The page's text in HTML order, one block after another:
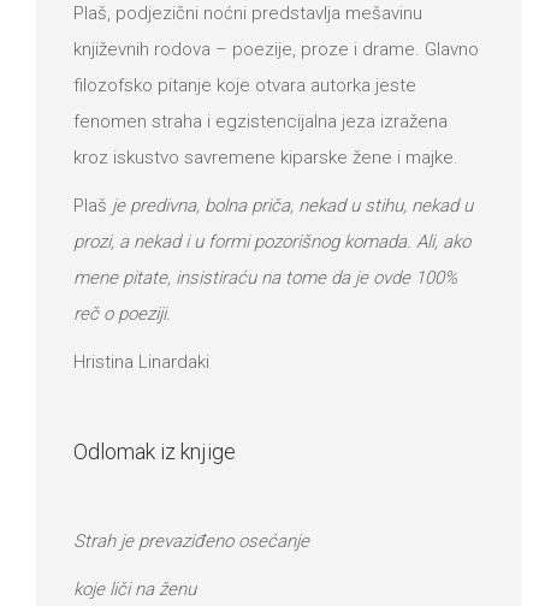
Plaš, podjezični noćni predstavlja mešavinu
književnih rodova – poezije, proze i drame. Glavno
filozofsko pitanje koje otvara autorka jeste
fenomen straha i egzistencijalna jeza izražena
kroz iskustvo savremene kiparske žene i majke.
Plaš je predivna, bolna priča, nekad u stihu, nekad u
prozi, a nekad i u formi pozorišnog komada. Ali, ako
mene pitate, insistiraću na tome da je ovde 100%
reč o poeziji.
Hristina Linardaki
Odlomak iz knjige
Strah je prevaziđeno osećanje
koje liči na ženu